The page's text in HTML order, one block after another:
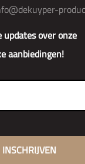
updates over
aanbiedingen!